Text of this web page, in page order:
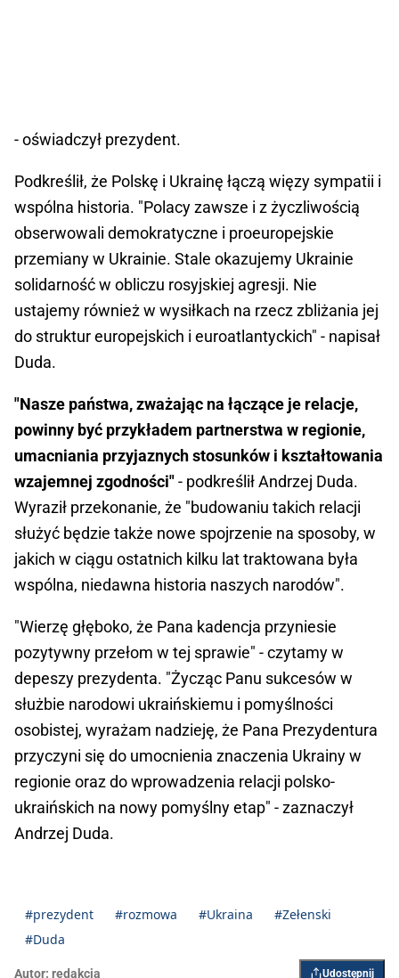
- oświadczył prezydent.
Podkreślił, że Polskę i Ukrainę łączą więzy sympatii i
wspólna historia. "Polacy zawsze i z życzliwością
obserwowali demokratyczne i proeuropejskie
przemiany w Ukrainie. Stale okazujemy Ukrainie
solidarność w obliczu rosyjskiej agresji. Nie
ustajemy również w wysiłkach na rzecz zbliżania jej
do struktur europejskich i euroatlantyckich" - napisał
Duda.
"Nasze państwa, zważając na łączące je relacje,
powinny być przykładem partnerstwa w regionie,
umacniania przyjaznych stosunków i kształtowania
wzajemnej zgodności"- podkreślił Andrzej Duda.
Wyraził przekonanie, że "budowaniu takich relacji
służyć będzie także nowe spojrzenie na sposoby, w
jakich w ciągu ostatnich kilku lat traktowana była
wspólna, niedawna historia naszych narodów".
"Wierzę głęboko, że Pana kadencja przyniesie
pozytywny przełom w tej sprawie" - czytamy w
depeszy prezydenta. "Życząc Panu sukcesów w
służbie narodowi ukraińskiemu i pomyślności
osobistej, wyrażam nadzieję, że Pana Prezydentura
przyczyni się do umocnienia znaczenia Ukrainy w
regionie oraz do wprowadzenia relacji polsko-
ukraińskich na nowy pomyślny etap" - zaznaczył
Andrzej Duda.
#prezydent #rozmowa #Ukraina
#Zełenski
#Duda
Autor: redakcja Udostępnij